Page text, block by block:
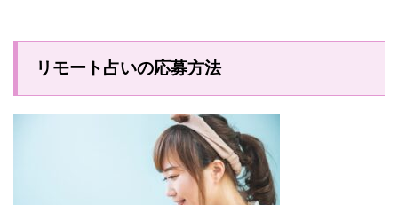
リモート占いの応募方法